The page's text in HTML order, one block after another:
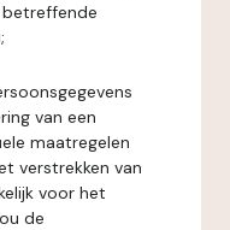
betreffende
van een
maatregelen
verstrekken van
voor het
de